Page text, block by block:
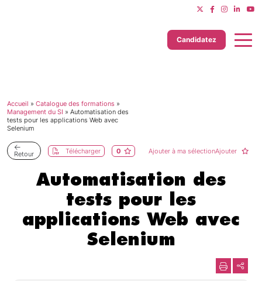
Candidatez
Accueil » Catalogue des formations »
Management du SI » Automatisation des
tests pour les applications Web avec
Selenium
Retour Télécharger 0 Ajouter à ma sélectionAjouter
Automatisation des
tests pour les
applications Web avec
Selenium